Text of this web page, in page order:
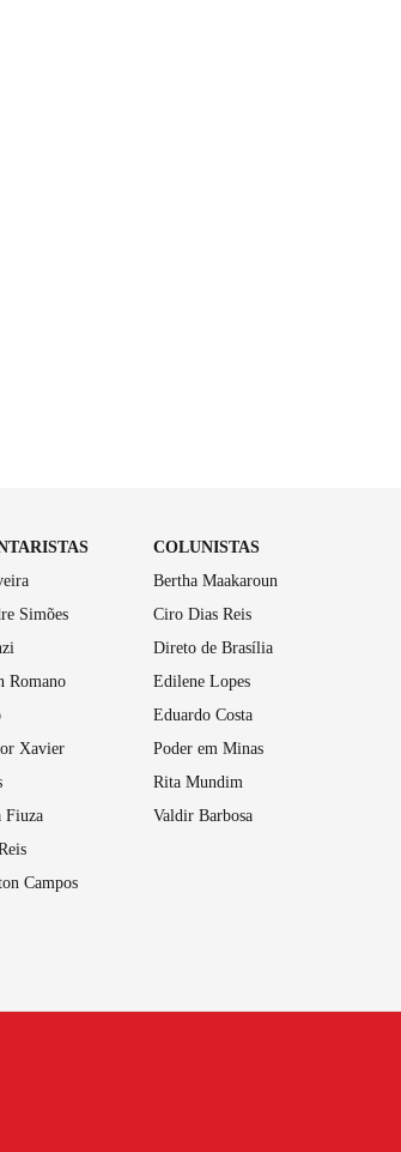
Simões
Romano
Xavier
Fiuza
Campos
COLUNISTAS
Bertha Maakaroun
Ciro Dias Reis
Direto de Brasília
Edilene Lopes
Eduardo Costa
Poder em Minas
Rita Mundim
Valdir Barbosa